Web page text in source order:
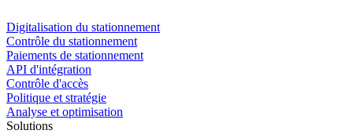
Digitalisation du stationnement
Contrôle du stationnement
Paiements de stationnement
API d'intégration
Contrôle d'accès
Politique et stratégie
Analyse et optimisation
Solutions